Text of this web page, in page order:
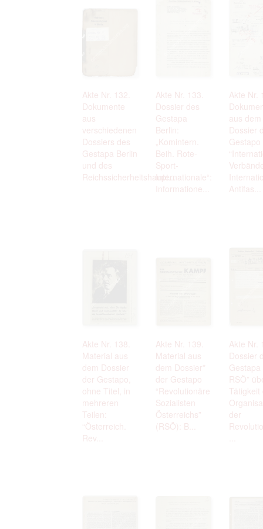
Akte Nr. 132.
Dokumente
aus
verschiedenen
Dossiers des
Gestapa Berlin
und des
Reichssicherheitshaupt...
Akte Nr. 133.
Dossier des
Gestapa
Berlin:
„Komintern.
Beih. Rote-
Sport-
Internationale“:
Informatione...
Akte Nr.
aus dem
Dossier
Gestapo
Antifas...
Akte Nr. 138.
Material aus
dem Dossier
der Gestapo,
ohne Titel, in
mehreren
Teilen:
“Österreich.
Rev...
Akte Nr. 139.
Material aus
dem Dossier*
der Gestapo
“Revolutionäre
Sozialisten
Österreichs”
(RSÖ): B...
Akte Nr.
Dossier
Gestapa
RSÖ”
Tätigkeit
der